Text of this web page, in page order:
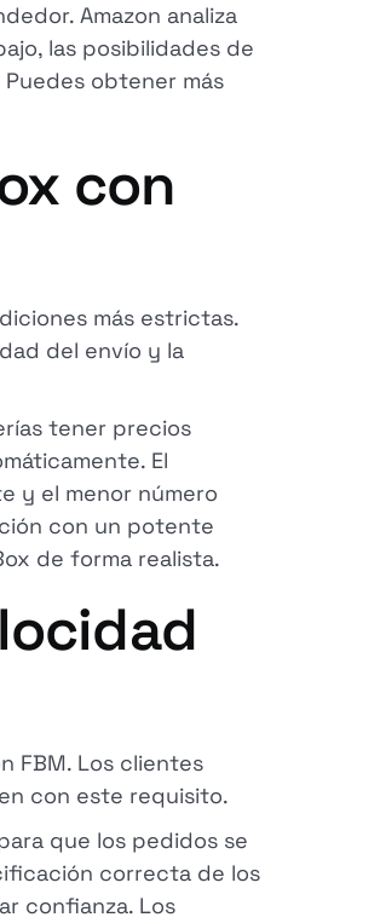
Amazon analiza
las posibilidades de
obtener más
con
más estrictas.
del envío y la
tener precios
El
y el menor número
con un potente
de forma realista.
FBM. Los clientes
con este requisito.
que los pedidos se
correcta de los
confianza. Los